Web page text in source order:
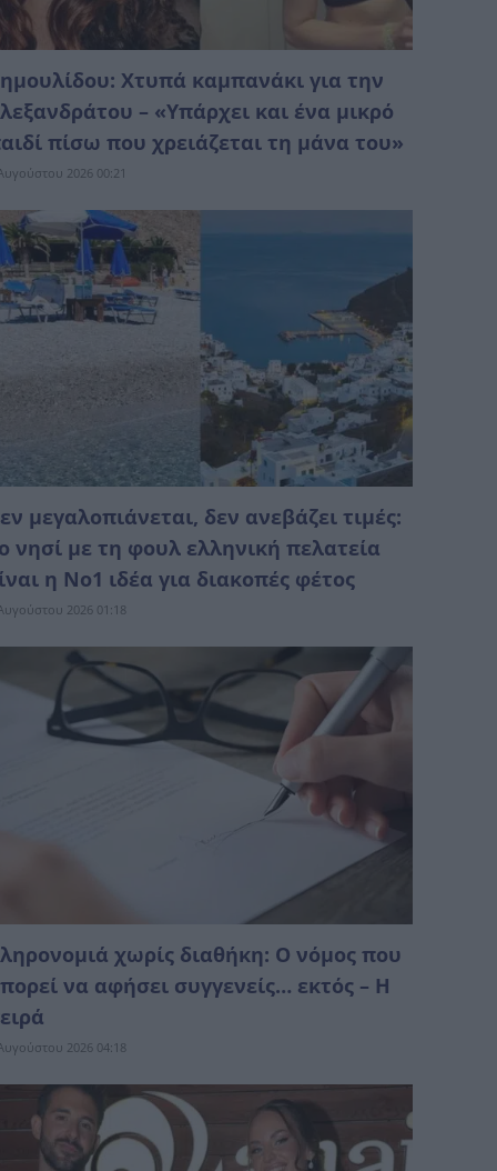
Χτυπά καμπανάκι για την
– «Υπάρχει και ένα μικρό
πίσω που χρειάζεται τη μάνα του»
2026 00:21
μεγαλοπιάνεται, δεν ανεβάζει τιμές:
νησί με τη φουλ ελληνική πελατεία
η No1 ιδέα για διακοπές φέτος
2026 01:18
χωρίς διαθήκη: Ο νόμος που
να αφήσει συγγενείς… εκτός – Η
2026 04:18